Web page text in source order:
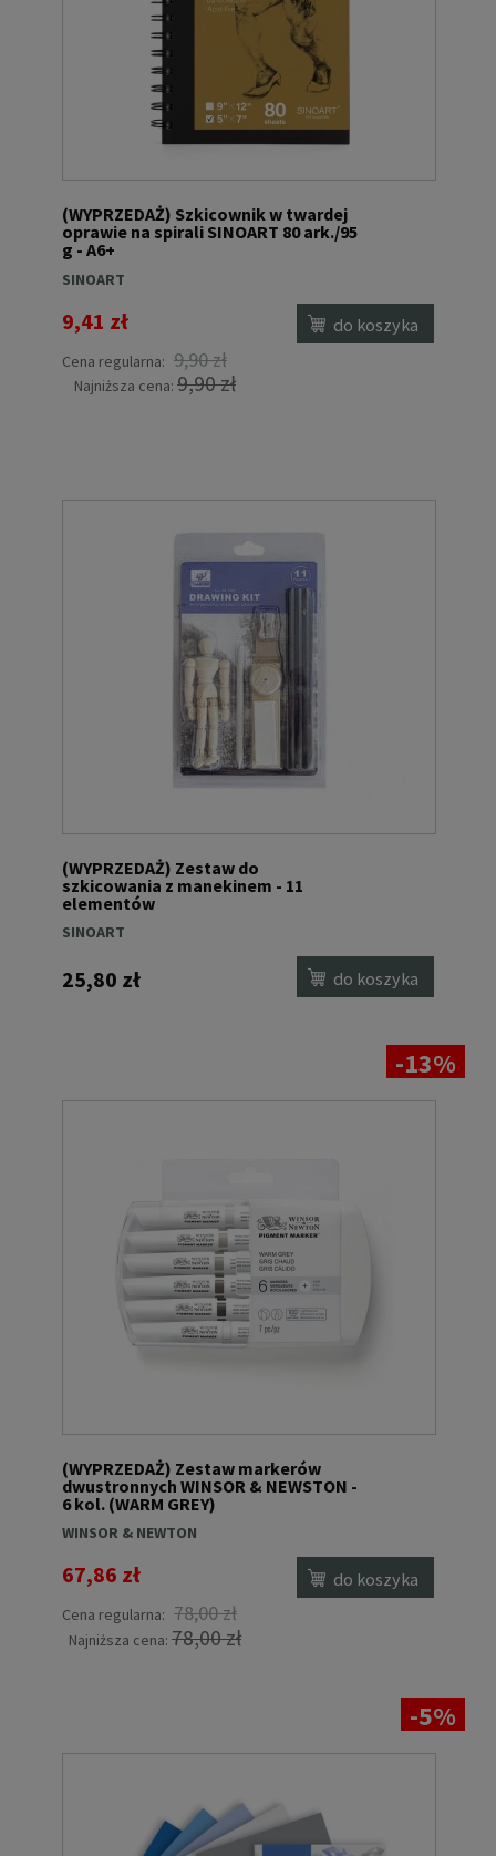
(WYPRZEDAŻ) Szkicownik w twardej
oprawie na spirali SINOART 80 ark./95
g - A6+
SINOART
9,41 zł
Cena regularna: 9,90 zł
Najniższa cena: 9,90 zł
do koszyka
(WYPRZEDAŻ) Zestaw do
szkicowania z manekinem - 11
elementów
SINOART
25,80 zł do koszyka
(WYPRZEDAŻ) Zestaw markerów
dwustronnych WINSOR & NEWSTON -
6 kol. (WARM GREY)
WINSOR & NEWTON
67,86 zł
Cena regularna: 78,00 zł
Najniższa cena: 78,00 zł
do koszyka
-13%
-5%